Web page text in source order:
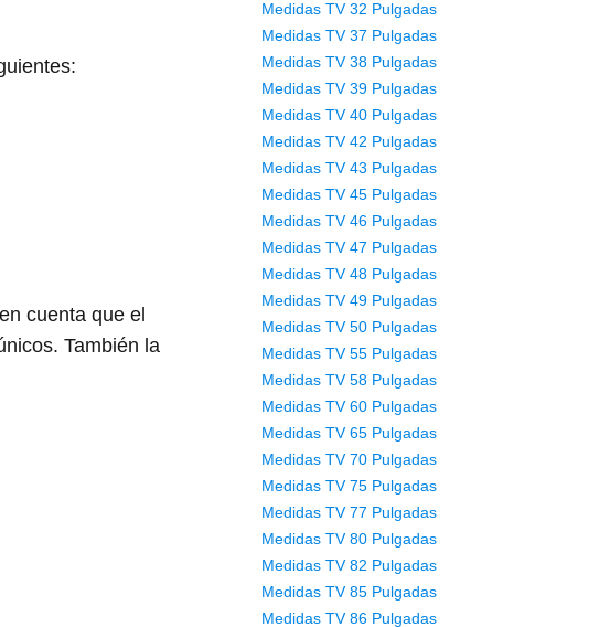
cuenta que el
También la
Medidas TV 32 Pulgadas
Medidas TV 37 Pulgadas
Medidas TV 38 Pulgadas
Medidas TV 39 Pulgadas
Medidas TV 40 Pulgadas
Medidas TV 42 Pulgadas
Medidas TV 43 Pulgadas
Medidas TV 45 Pulgadas
Medidas TV 46 Pulgadas
Medidas TV 47 Pulgadas
Medidas TV 48 Pulgadas
Medidas TV 49 Pulgadas
Medidas TV 50 Pulgadas
Medidas TV 55 Pulgadas
Medidas TV 58 Pulgadas
Medidas TV 60 Pulgadas
Medidas TV 65 Pulgadas
Medidas TV 70 Pulgadas
Medidas TV 75 Pulgadas
Medidas TV 77 Pulgadas
Medidas TV 80 Pulgadas
Medidas TV 82 Pulgadas
Medidas TV 85 Pulgadas
Medidas TV 86 Pulgadas